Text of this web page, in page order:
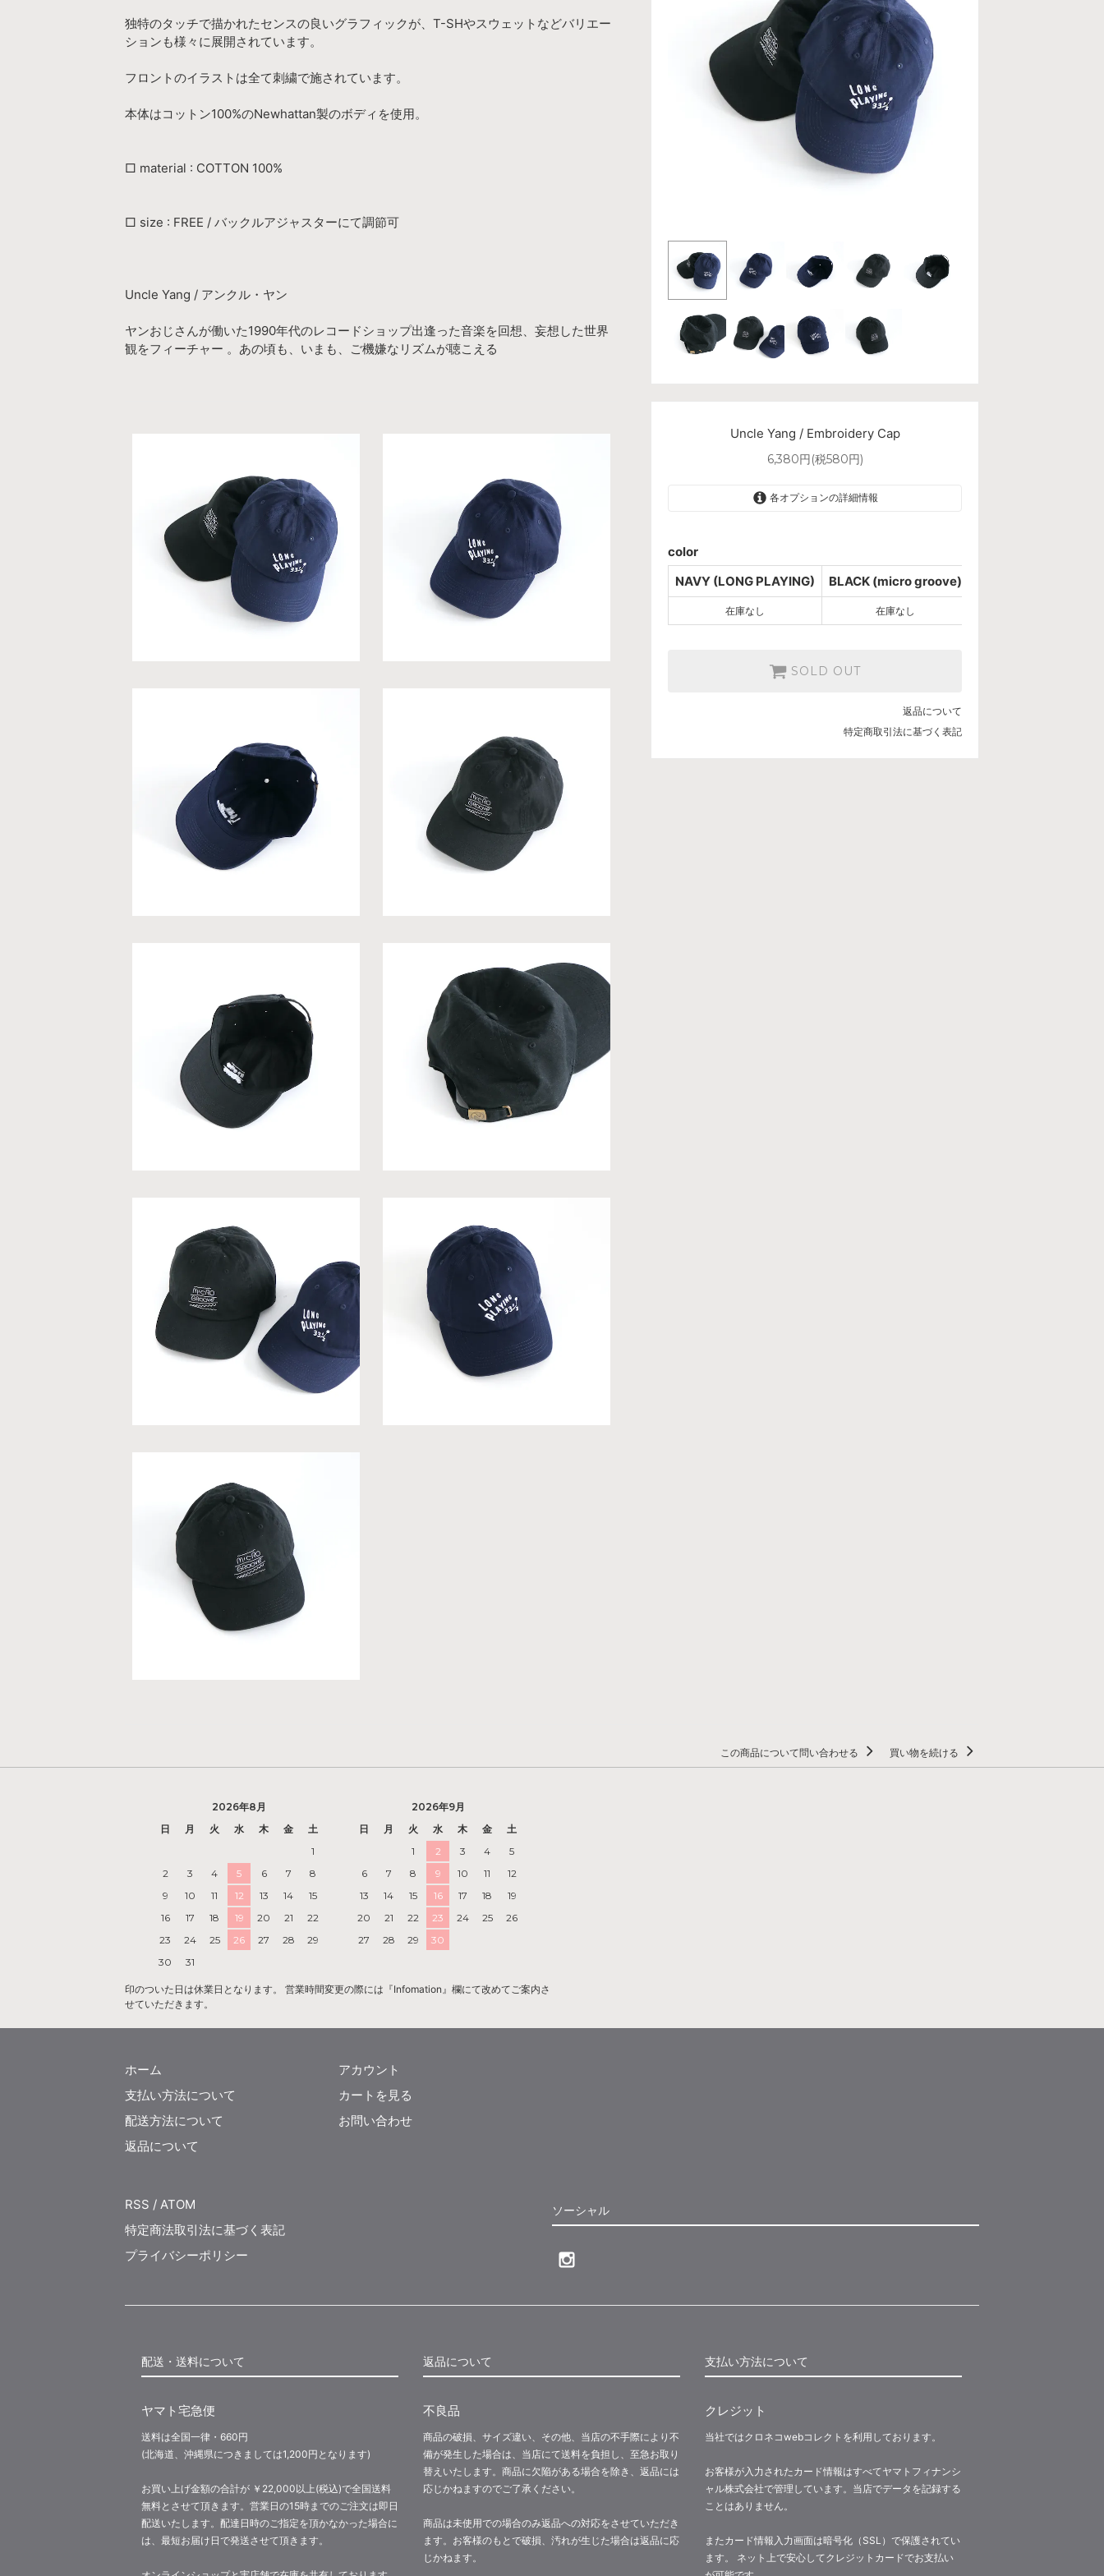
Uncle Yang / Embroidery Cap
6,380円(税580円)
各オプションの詳細情報
BLACK (micro groove)
SOLD OUT
color
NAVY (LONG PLAYING)
BLACK (micro groove)
在庫なし 在庫なし
SOLD OUT
返品について
特定商取引法に基づく表記
独特のタッチで描かれたセンスの良いグラフィックが、T-SHやスウェットなどバリエー
ションも様々に展開されています。
フロントのイラストは全て刺繍で施されています。
本体はコットン100%のNewhattan製のボディを使用。
□ material : COTTON 100%
□ size : FREE / バックルアジャスターにて調節可
Uncle Yang / アンクル・ヤン
ヤンおじさんが働いた1990年代のレコードショップ出逢った音楽を回想、妄想した世界
観をフィーチャー 。あの頃も、いまも、ご機嫌なリズムが聴こえる
この商品について問い合わせる 買い物を続ける
2026年8月
日
月 火 水 木 金
土
1
2
3 4 5 6 7
8
9
10 11 12 13 14
15
16
17 18 19 20 21
22
23
24 25 26 27 28
29
30
31
2026年9月
日
月 火 水 木 金
土
1
2 3 4
5
6
7 8 9 10 11
12
13
14 15 16 17 18
19
20
21 22 23 24 25
26
27
28 29 30
印のついた日は休業日となります。 営業時間変更の際には『Infomation』欄にて改めてご案内さ
せていただきます。
ホーム
支払い方法について
配送方法について
返品について
アカウント
カートを見る
お問い合わせ
ソーシャル
RSS / ATOM
特定商法取引法に基づく表記
プライバシーポリシー
配送・送料について
ヤマト宅急便
送料は全国一律・660円
(北海道、沖縄県につきましては1,200円となります)
お買い上げ金額の合計が ￥22,000以上(税込)で全国送料
無料とさせて頂きます。営業日の15時までのご注文は即日
配送いたします。配達日時のご指定を頂かなかった場合に
は、最短お届け日で発送させて頂きます。
返品について
不良品
商品の破損、サイズ違い、その他、当店の不手際により不
備が発生した場合は、当店にて送料を負担し、至急お取り
替えいたします。商品に欠陥がある場合を除き、返品には
応じかねますのでご了承ください。
商品は未使用での場合のみ返品への対応をさせていただき
ます。お客様のもとで破損、汚れが生じた場合は返品に応
じかねます。
支払い方法について
クレジット
当社ではクロネコwebコレクトを利用しております。
お客様が入力されたカード情報はすべてヤマトフィナンシ
ャル株式会社で管理しています。当店でデータを記録する
ことはありません。
またカード情報入力画面は暗号化（SSL）で保護されてい
ます。 ネット上で安心してクレジットカードでお支払い